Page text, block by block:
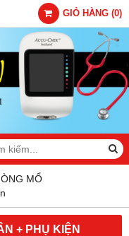
GIỎ HÀNG (0)
MỔ
+ PHỤ KIỆN